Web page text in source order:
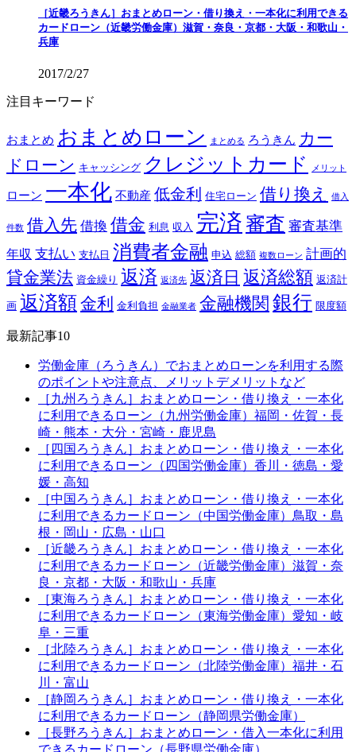
［近畿ろうきん］おまとめローン・借り換え・一本化に利用できる
カードローン（近畿労働金庫）滋賀・奈良・京都・大阪・和歌山・
兵庫
2017/2/27
注目キーワード
おまとめ おまとめローン まとめる ろうきん カー
ドローン キャッシング クレジットカード メリット
ローン 一本化 不動産 低金利 住宅ローン 借り換え 借入
件数 借入先 借換 借金 利息 収入 完済 審査 審査基準
年収 支払い 支払日 消費者金融 申込 総額 複数ローン 計画的
貸金業法 資金繰り 返済 返済先 返済日 返済総額 返済計
画 返済額金利 金利負担 金融業者 金融機関 銀行 限度額
最新記事10
労働金庫（ろうきん）でおまとめローンを利用する際
のポイントや注意点、メリットデメリットなど
［九州ろうきん］おまとめローン・借り換え・一本化
に利用できるローン（九州労働金庫）福岡・佐賀・長
崎・熊本・大分・宮崎・鹿児島
［四国ろうきん］おまとめローン・借り換え・一本化
に利用できるローン（四国労働金庫）香川・徳島・愛
媛・高知
［中国ろうきん］おまとめローン・借り換え・一本化
に利用できるカードローン（中国労働金庫）鳥取・島
根・岡山・広島・山口
［近畿ろうきん］おまとめローン・借り換え・一本化
に利用できるカードローン（近畿労働金庫）滋賀・奈
良・京都・大阪・和歌山・兵庫
［東海ろうきん］おまとめローン・借り換え・一本化
に利用できるカードローン（東海労働金庫）愛知・岐
阜・三重
［北陸ろうきん］おまとめローン・借り換え・一本化
に利用できるカードローン（北陸労働金庫）福井・石
川・富山
［静岡ろうきん］おまとめローン・借り換え・一本化
に利用できるカードローン（静岡県労働金庫）
［長野ろうきん］おまとめローン・借入一本化に利用
できるカードローン（長野県労働金庫）